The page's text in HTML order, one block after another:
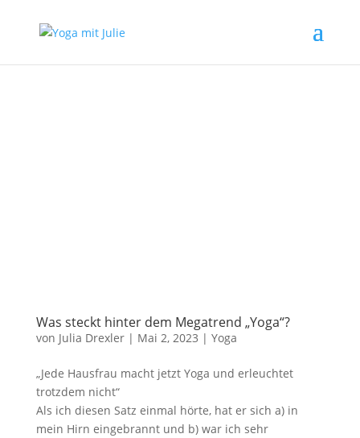
Was steckt hinter dem Megatrend „Yoga“?
von Julia Drexler| Mai 2, 2023 | Yoga
„Jede Hausfrau macht jetzt Yoga und erleuchtet
trotzdem nicht“
Als ich diesen Satz einmal hörte, hat er sich a) in
mein Hirn eingebrannt und b) war ich sehr